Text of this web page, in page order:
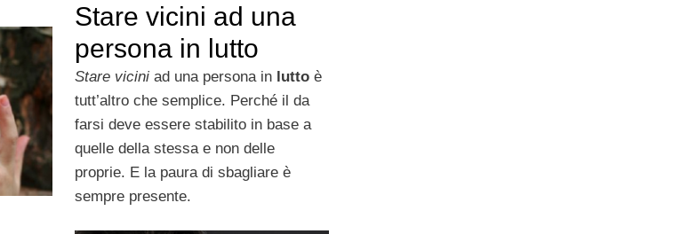
Stare vicini ad una
persona in lutto
Stare viciniad una persona inluttoè
tutt’altro che semplice. Perché il da
farsi deve essere stabilito in base a
quelle della stessa e non delle
proprie. E la paura di sbagliare è
sempre presente.